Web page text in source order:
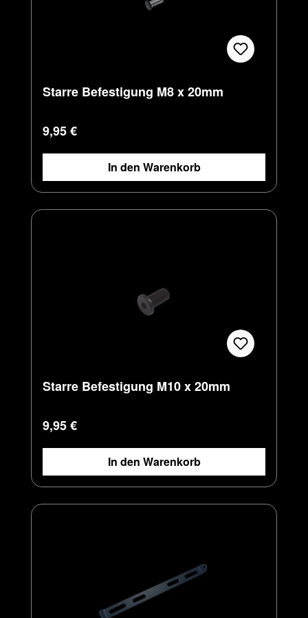
Starre Befestigung M8 x 20mm
Regulärer Preis:
9,95 €
In den Warenkorb
Starre Befestigung M10 x 20mm
Regulärer Preis:
9,95 €
In den Warenkorb